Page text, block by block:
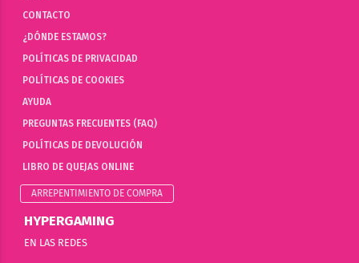
CONTACTO
¿DÓNDE ESTAMOS?
POLÍTICAS DE PRIVACIDAD
POLÍTICAS DE COOKIES
AYUDA
PREGUNTAS FRECUENTES (FAQ)
POLÍTICAS DE DEVOLUCIÓN
LIBRO DE QUEJAS ONLINE
ARREPENTIMIENTO DE COMPRA
HYPERGAMING
EN LAS REDES